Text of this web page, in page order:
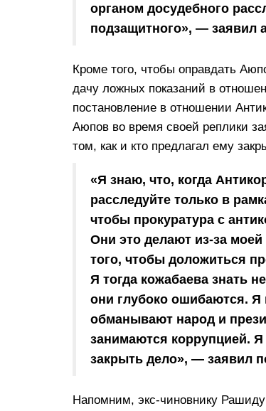
органом досудебного
подзащитного», — заявил
Кроме того, чтобы оправдать
дачу ложных показаний в
постановление в отношении
Аюпов во время своей реплики
том, как и кто предлагал ему
«Я знаю, что, когда
расследуйте только в
чтобы прокуратура с
Они это делают из-за
того, чтобы доложиться
Я тогда кожабаева знать
они глубоко ошибаются. Я
обманывают народ и
занимаются коррупцией. Я
закрыть дело», — заявил
Напомним, экс-чиновнику